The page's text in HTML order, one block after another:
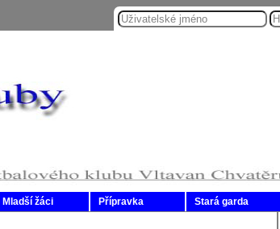
Mladší žáci Přípravka Stará garda